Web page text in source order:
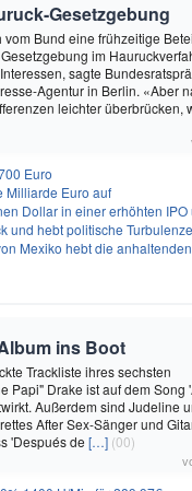
Gesetzgebung
Bund eine frühzeitige
im
sagte
Agentur in Berlin. «Aber
leichter überbrücken,
Euro
Milliarde Euro auf
IPO und ebnet den Weg für nicht-opioide
und hebt politische
in der Governance und im
ins Boot
Trackliste ihres sechsten
Papi" Drake ist auf dem Song
Außerdem sind Judeline
After Sex-Sänger und
'Después de […] (00)